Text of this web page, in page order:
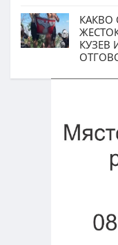
КАКВО
КУЗЕВ